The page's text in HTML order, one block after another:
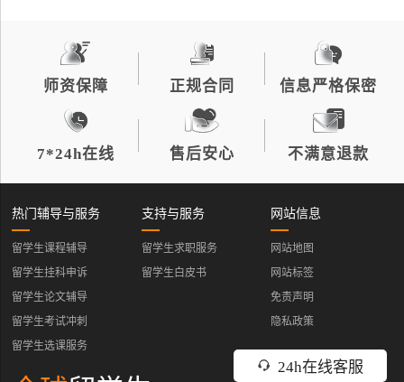
师资保障 正规合同 信息严格保密
7*24h在线 售后安心 不满意退款
24h在线客服
热门辅导与服务
留学生课程辅导
留学生挂科申诉
留学生论文辅导
留学生考试冲刺
留学生选课服务
支持与服务
留学生求职服务
留学生白皮书
网站信息
网站地图
网站标签
免责声明
隐私政策